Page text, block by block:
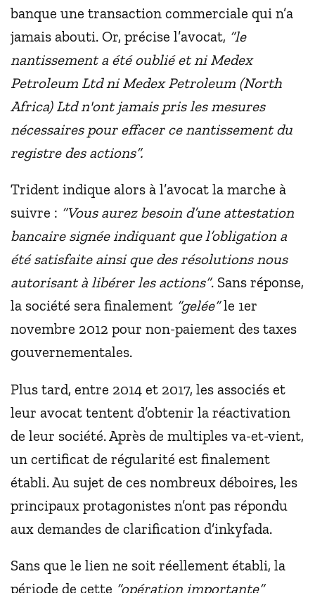
banque une transaction commerciale qui n’a
jamais abouti. Or, précise l’avocat, “le
nantissement a été oublié et ni Medex
Petroleum Ltd ni Medex Petroleum (North
Africa) Ltd n'ont jamais pris les mesures
nécessaires pour effacer ce nantissement du
registre des actions”.
Trident indique alors à l’avocat la marche à
suivre : “Vous aurez besoin d’une attestation
bancaire signée indiquant que l’obligation a
été satisfaite ainsi que des résolutions nous
autorisant à libérer les actions”. Sans réponse,
la société sera finalement “gelée”le 1er
novembre 2012 pour non-paiement des taxes
gouvernementales.
Plus tard, entre 2014 et 2017, les associés et
leur avocat tentent d’obtenir la réactivation
de leur société. Après de multiples va-et-vient,
un certificat de régularité est finalement
établi. Au sujet de ces nombreux déboires, les
principaux protagonistes n’ont pas répondu
aux demandes de clarification d’inkyfada.
Sans que le lien ne soit réellement établi, la
période de cette ”opération importante”